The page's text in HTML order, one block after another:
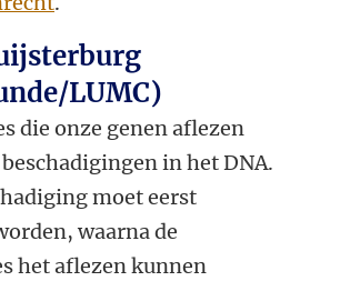
LUMC)
die onze genen aflezen
in het DNA.
moet eerst
waarna de
het aflezen kunnen